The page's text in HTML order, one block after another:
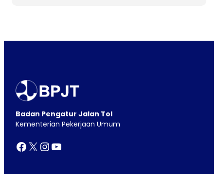
Badan Pengatur Jalan Tol
Kementerian Pekerjaan Umum
Facebook X InstagramYouTube